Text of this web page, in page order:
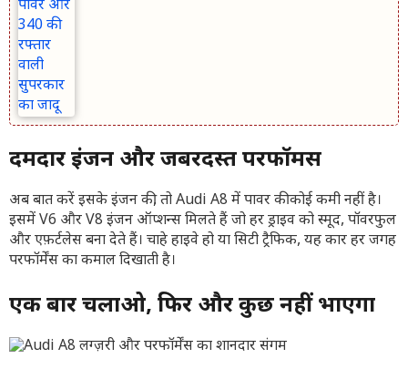
दमदार इंजन और जबरदस्त परफॉर्मेंस
अब बात करें इसके इंजन की, तो Audi A8 में पावर की कोई कमी नहीं है।
इसमें V6 और V8 इंजन ऑप्शन्स मिलते हैं जो हर ड्राइव को स्मूद, पॉवरफुल
और एफ़र्टलेस बना देते हैं। चाहे हाइवे हो या सिटी ट्रैफिक, यह कार हर जगह
परफॉर्मेंस का कमाल दिखाती है।
एक बार चलाओ, फिर और कुछ नहीं भाएगा